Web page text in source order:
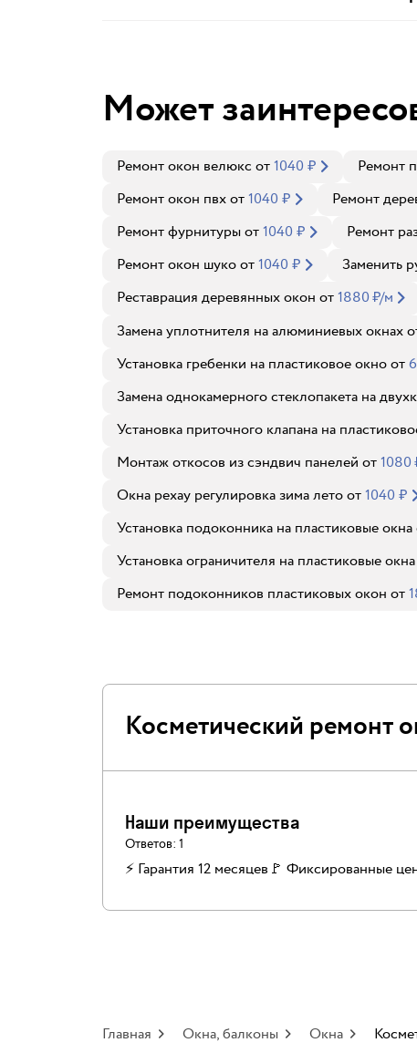
Может
Ремонт окон велюкс от1040 ₽ Ремонт
Ремонт окон пвхот1040 ₽ Ремонт
Ремонт фурнитурыот1040 ₽ Ремонт
Ремонт окон шукоот1040 ₽ Заменить
Реставрация деревянных окон от1880₽/м
Замена уплотнителя на алюминиевых окнах
Установка гребенки на пластиковое окноот
Замена однокамерного стеклопакета на
Установка приточного клапана на
Монтаж откосов из сэндвич панелей от1080
Окна рехау регулировка зима летоот1040 ₽
Установка подоконника на пластиковые окна
Установка ограничителя на пластиковые окна
Ремонт подоконников пластиковых окон от
Косметический ремонт
Наши преимущества
Ответов: 1
⚡ Гарантия 12 месяцев 🚩 Фиксированные
Главная Окна, балконы Окна